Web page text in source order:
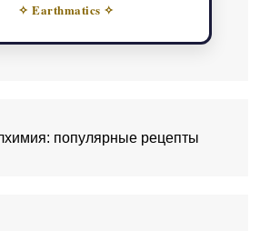
✧ Earthmatics ✧
популярные рецепты